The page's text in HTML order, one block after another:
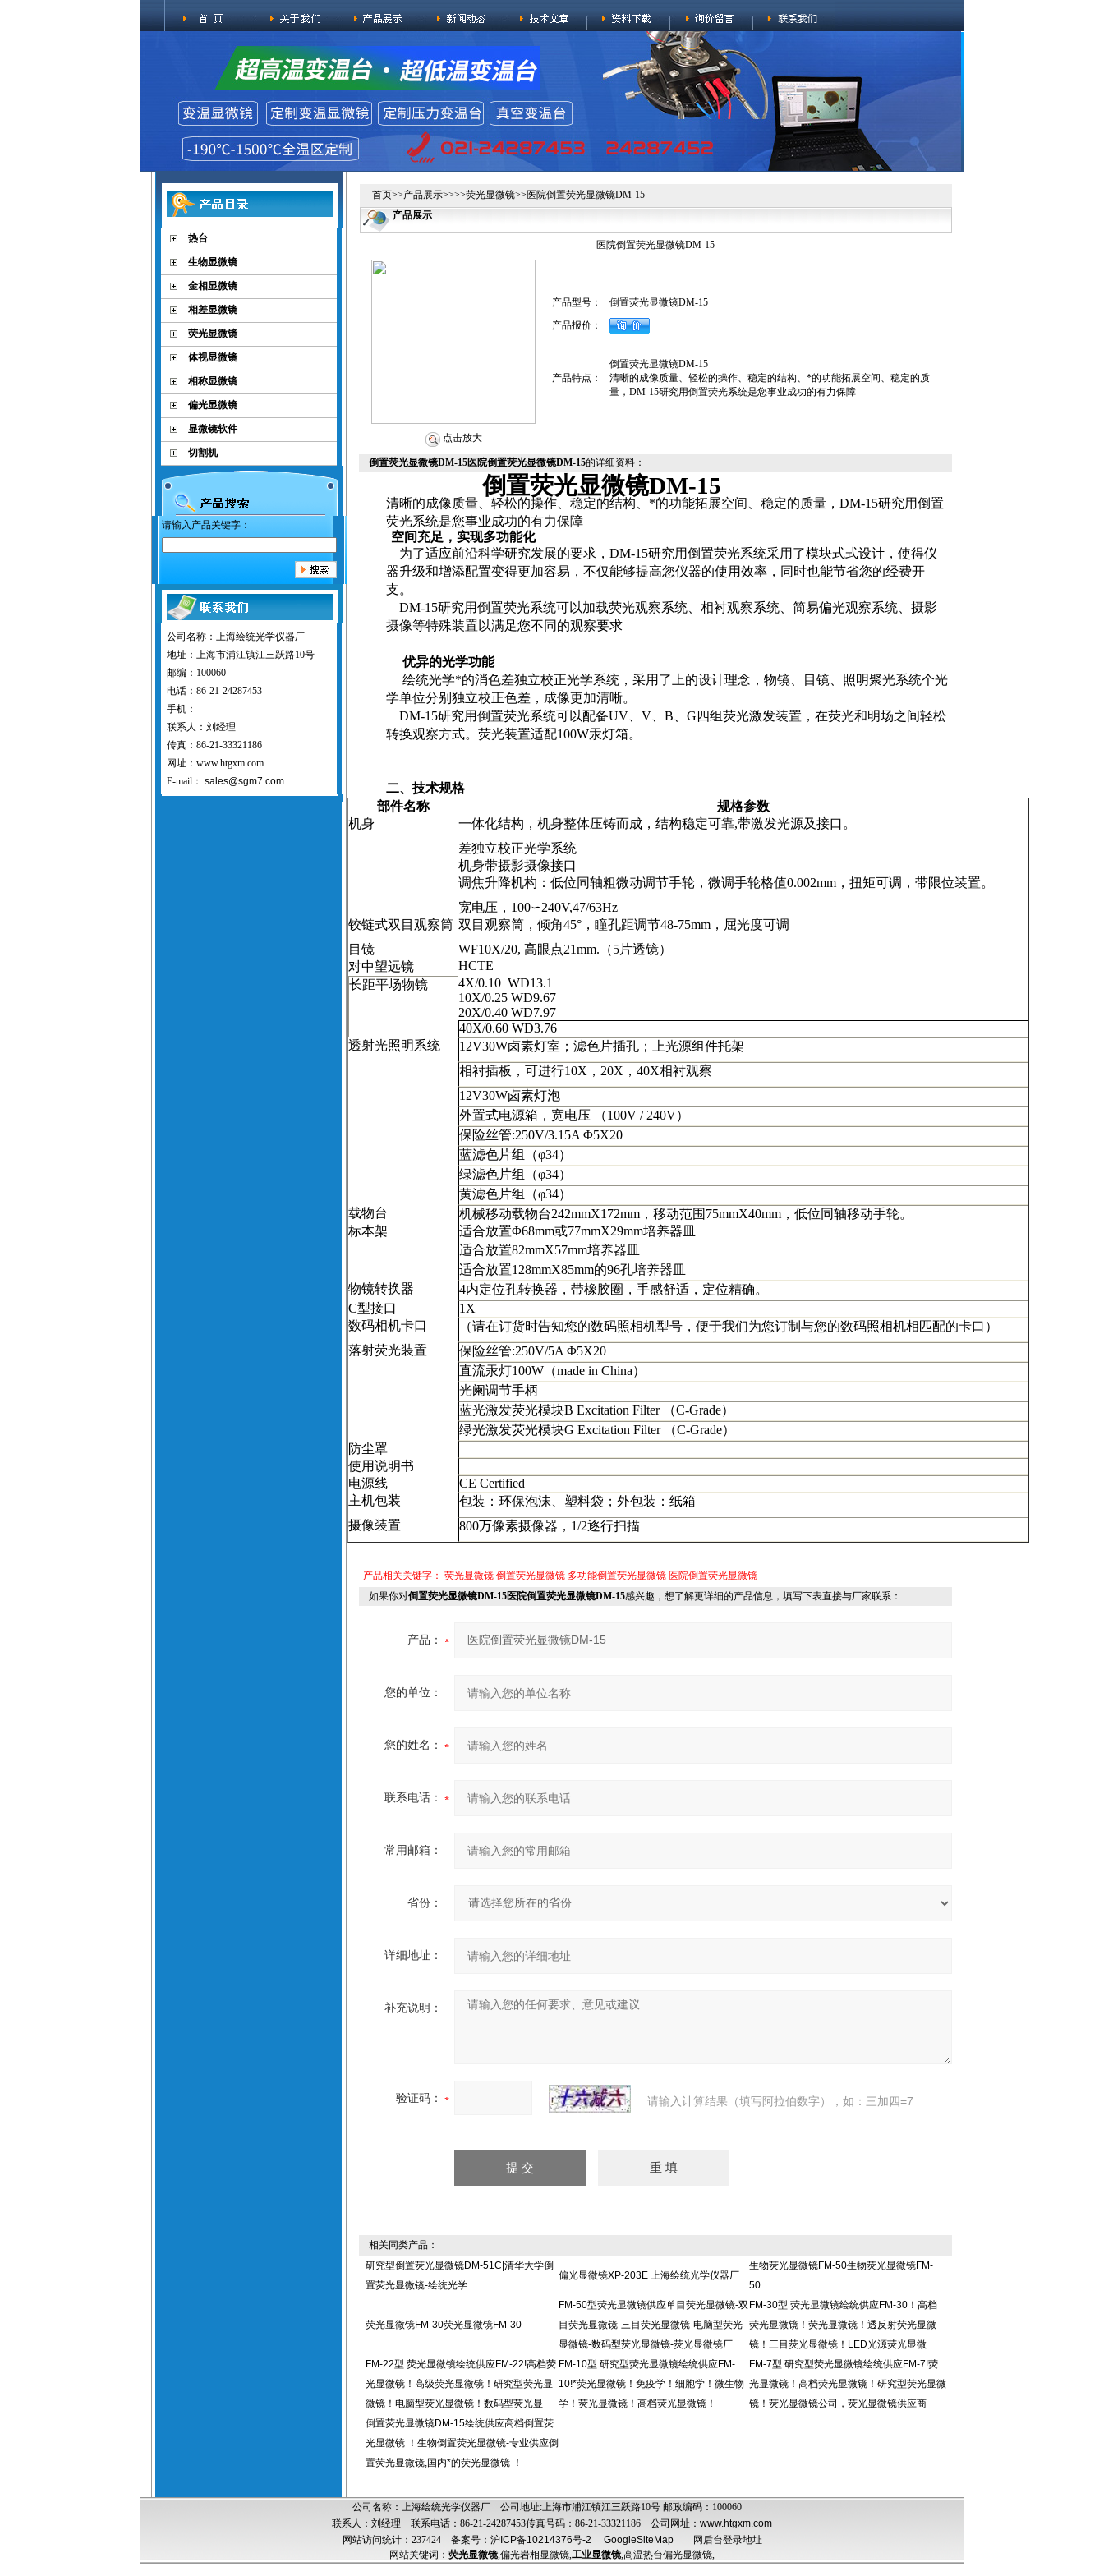
热台
生物显微镜
金相显微镜
相差显微镜
荧光显微镜
体视显微镜
相称显微镜
偏光显微镜
显微镜软件
切割机
请输入产品关键字：
公司名称：上海绘统光学仪器厂
地址：上海市浦江镇江三跃路10号
邮编：100060
电话：86-21-24287453
手机：
联系人：刘经理
传真：86-21-33321186
网址：www.htgxm.com
E-mail： sales@sgm7.com
首页>>产品展示>>>>荧光显微镜>>医院倒置荧光显微镜DM-15
产品展示
医院倒置荧光显微镜DM-15
点击放大
产品型号：
倒置荧光显微镜DM-15
产品报价：
产品特点：
倒置荧光显微镜DM-15
清晰的成像质量、轻松的操作、稳定的结构、*的功能拓展空间、稳定的质
量，DM-15研究用倒置荧光系统是您事业成功的有力保障
倒置荧光显微镜DM-15医院倒置荧光显微镜DM-15的详细资料：
倒置荧光显微镜DM-15
清晰的成像质量、轻松的操作、稳定的结构、*的功能拓展空间、稳定的质量， DM-15研究用倒置
荧光系统是您事业成功的有力保障
空间充足，实现多功能化
为了适应前沿科学研究发展的要求， DM-15研究用倒置荧光系统采用了模块式式设计，使得仪
器升级和增添配置变得更加容易，不仅能够提高您仪器的使用效率，同时也能节省您的经费开
支。
DM-15研究用倒置荧光系统可以加载荧光观察系统、相衬观察系统、简易偏光观察系统、摄影
摄像等特殊装置以满足您不同的观察要求
优异的光学功能
绘统光学*的消色差独立校正光学系统，采用了上的设计理念，物镜、目镜、照明聚光系统个光
学单位分别独立校正色差，成像更加清晰。
DM-15研究用倒置荧光系统可以配备UV V B G 四组荧光激发装置，在荧光和明场之间轻松
转换观察方式。荧光装置适配100W汞灯箱。
二、技术规格
部件名称
规格参数
机身
一体化结构，机身整体压铸而成，结构稳定可靠,带激发光源及接口。
差独立校正光学系统
机身带摄影摄像接口
调焦升降机构：低位同轴粗微动调节手轮，微调手轮格值0.002mm ，扭矩可调，带限位装置。
宽电压， 100∽240V,47/63Hz
铰链式双目观察筒 双目观察筒，倾角45° ，瞳孔距调节48-75mm ，屈光度可调
目镜
WF10X/20, 高眼点21mm.（5片透镜）
对中望远镜
HCTE
长距平场物镜
4X/0.10 WD13.1
10X/0.25 WD9.67
20X/0.40 WD7.97
40X/0.60 WD3.76
透射光照明系统
12V30W卤素灯室；滤色片插孔；上光源组件托架
相衬插板，可进行10X ， 20X ，40X相衬观察
12V30W卤素灯泡
外置式电源箱，宽电压 （100V / 240V）
保险丝管:250V/3.15A Φ5X20
蓝滤色片组（φ34）
绿滤色片组（φ34）
黄滤色片组（φ34）
载物台
机械移动载物台242mmX172mm ，移动范围 75mmX40mm ，低位同轴移动手轮。
标本架
适合放置Φ68mm或77mmX29mm培养器皿
适合放置82mmX57mm培养器皿
适合放置128mmX85mm的96孔培养器皿
物镜转换器
4内定位孔转换器，带橡胶圈，手感舒适，定位精确。
C型接口
1X
数码相机卡口
（请在订货时告知您的数码照相机型号，便于我们为您订制与您的数码照相机相匹配的卡口）
落射荧光装置
保险丝管:250V/5A Φ5X20
直流汞灯100W （made in China）
光阑调节手柄
蓝光激发荧光模块B Excitation Filter （C-Grade）
绿光激发荧光模块G Excitation Filter （C-Grade）
防尘罩
使用说明书
电源线
CE Certified
主机包装
包装：环保泡沫、塑料袋；外包装：纸箱
摄像装置
800万像素摄像器， 1/2逐行扫描
产品相关关键字： 荧光显微镜 倒置荧光显微镜 多功能倒置荧光显微镜 医院倒置荧光显微镜
如果你对倒置荧光显微镜DM-15医院倒置荧光显微镜DM-15感兴趣，想了解更详细的产品信息，填写下表直接与厂家联系：
产品：
您的单位：
您的姓名：
联系电话：
常用邮箱：
省份：
详细地址：
补充说明：
验证码： 请输入计算结果（填写阿拉伯数字），如：三加四=7
相关同类产品：
研究型倒置荧光显微镜DM-51C|清华大学倒
置荧光显微镜-绘统光学
偏光显微镜XP-203E 上海绘统光学仪器厂
生物荧光显微镜FM-50生物荧光显微镜FM-
50
荧光显微镜FM-30荧光显微镜FM-30
FM-50型荧光显微镜供应单目荧光显微镜-双
目荧光显微镜-三目荧光显微镜-电脑型荧光
显微镜-数码型荧光显微镜-荧光显微镜厂
FM-30型 荧光显微镜绘统供应FM-30！高档
荧光显微镜！荧光显微镜！透反射荧光显微
镜！三目荧光显微镜！LED光源荧光显微
FM-22型 荧光显微镜绘统供应FM-22!高档荧
光显微镜！高级荧光显微镜！研究型荧光显
微镜！电脑型荧光显微镜！数码型荧光显
FM-10型 研究型荧光显微镜绘统供应FM-
10!*荧光显微镜！免疫学！细胞学！微生物
学！荧光显微镜！高档荧光显微镜！
FM-7型 研究型荧光显微镜绘统供应FM-7!荧
光显微镜！高档荧光显微镜！研究型荧光显微
镜！荧光显微镜公司，荧光显微镜供应商
倒置荧光显微镜DM-15绘统供应高档倒置荧
光显微镜 ！生物倒置荧光显微镜-专业供应倒
置荧光显微镜,国内*的荧光显微镜 ！
公司名称：上海绘统光学仪器厂 公司地址:上海市浦江镇江三跃路10号 邮政编码：100060
联系人：刘经理 联系电话：86-21-24287453传真号码：86-21-33321186 公司网址： www.htgxm.com
网站访问统计：237424 备案号：沪ICP备10214376号-2 GoogleSiteMap
网后台登录地址
网站关键词： 荧光显微镜,偏光岩相显微镜,工业显微镜,高温热台偏光显微镜,